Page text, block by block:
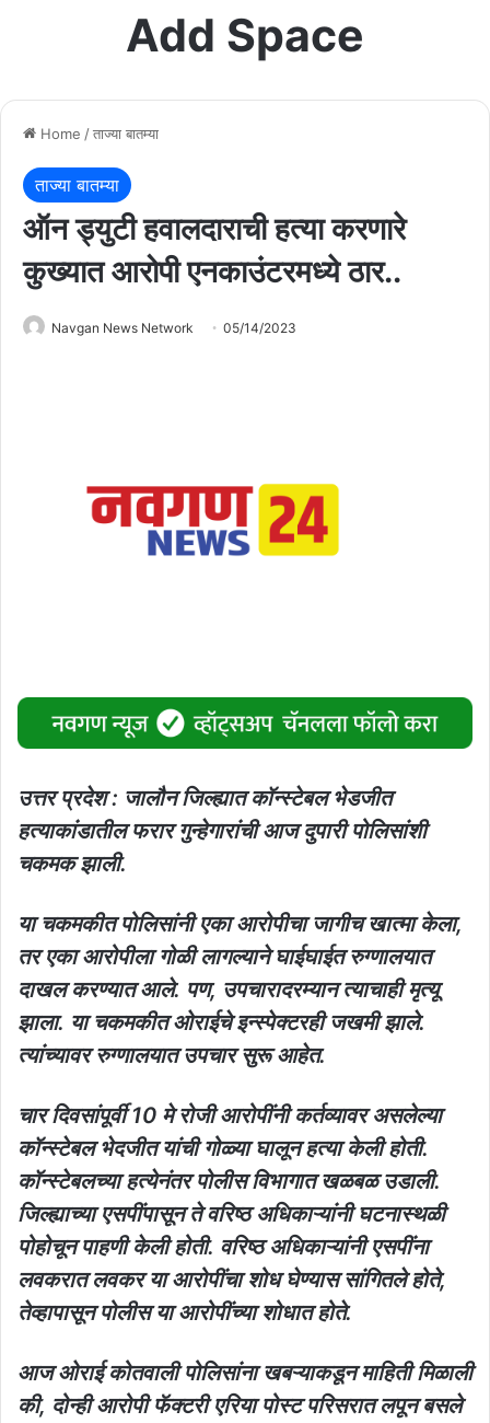
Add Space
Home /ताज्या बातम्या
ताज्या बातम्या
ऑन ड्युटी हवालदाराची हत्या करणारे
कुख्यात आरोपी एनकाउंटरमध्ये ठार..
Navgan News Network 05/14/2023
उत्तर प्रदेश : जालौन जिल्ह्यात कॉन्स्टेबल भेडजीत
हत्याकांडातील फरार गुन्हेगारांची आज दुपारी पोलिसांशी
चकमक झाली.
या चकमकीत पोलिसांनी एका आरोपीचा जागीच खात्मा केला,
तर एका आरोपीला गोळी लागल्याने घाईघाईत रुग्णालयात
दाखल करण्यात आले. पण, उपचारादरम्यान त्याचाही मृत्यू
झाला. या चकमकीत ओराईचे इन्स्पेक्टरही जखमी झाले.
त्यांच्यावर रुग्णालयात उपचार सुरू आहेत.
चार दिवसांपूर्वी 10 मे रोजी आरोपींनी कर्तव्यावर असलेल्या
कॉन्स्टेबल भेदजीत यांची गोळ्या घालून हत्या केली होती.
कॉन्स्टेबलच्या हत्येनंतर पोलीस विभागात खळबळ उडाली.
जिल्ह्याच्या एसपींपासून ते वरिष्ठ अधिकाऱ्यांनी घटनास्थळी
पोहोचून पाहणी केली होती. वरिष्ठ अधिकाऱ्यांनी एसपींना
लवकरात लवकर या आरोपींचा शोध घेण्यास सांगितले होते,
तेव्हापासून पोलीस या आरोपींच्या शोधात होते.
आज ओराई कोतवाली पोलिसांना खबऱ्याकडून माहिती मिळाली
की, दोन्ही आरोपी फॅक्टरी एरिया पोस्ट परिसरात लपून बसले